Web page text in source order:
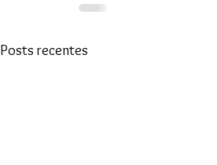
Posts recentes